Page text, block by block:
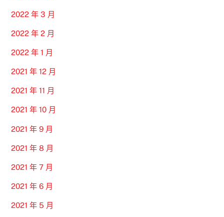
2022 年 3 月
2022 年 2 月
2022 年 1 月
2021 年 12 月
2021 年 11 月
2021 年 10 月
2021 年 9 月
2021 年 8 月
2021 年 7 月
2021 年 6 月
2021 年 5 月